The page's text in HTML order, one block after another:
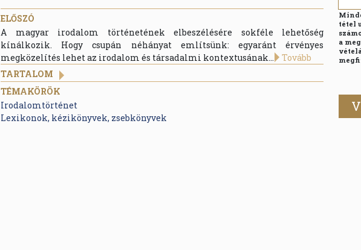
ELŐSZÓ
A magyar irodalom történetének elbeszélésére sokféle lehetőség
kínálkozik. Hogy csupán néhányat említsünk: egyaránt érvényes
megközelítés lehet az irodalom és társadalmi kontextusának... Tovább
TARTALOM
TÉMAKÖRÖK
Irodalomtörténet
Lexikonok, kézikönyvek, zsebkönyvek
tétel
a